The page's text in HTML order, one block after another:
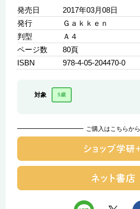
発売日
2017年03月08日
発行
Ｇａｋｋｅｎ
判型
Ａ４
ページ数
80頁
ISBN
978-4-05-204470-0
対象 5歳
ご購入はこちらから